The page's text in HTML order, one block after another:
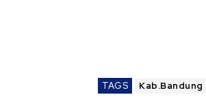
TAGS Kab.Bandung